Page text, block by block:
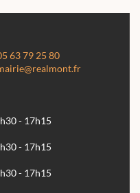
63 79 25 80
- 17h15
- 17h15
- 17h15